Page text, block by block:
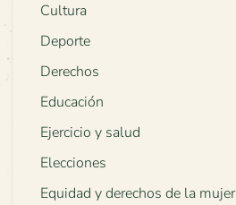
Cultura
Deporte
Derechos
Educación
Ejercicio y salud
Elecciones
Equidad y derechos de la mujer